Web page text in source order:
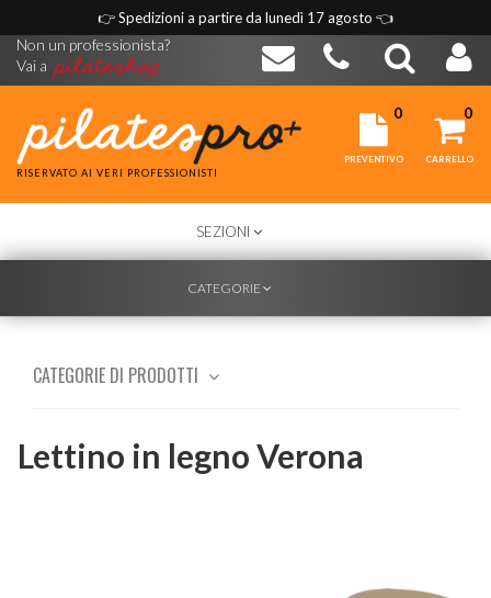
👉Spedizioni a partire da lunedì 17 agosto 👈
Non un professionista?
Vai a
RISERVATO AI VERI PROFESSIONISTI
0
PREVENTIVO
0
CARRELLO
TOGGLE
NAVIGATION
SEZIONI
TOGGLE
CATEGORIE
CATEGORIE DI PRODOTTI
Lettino in legno Verona